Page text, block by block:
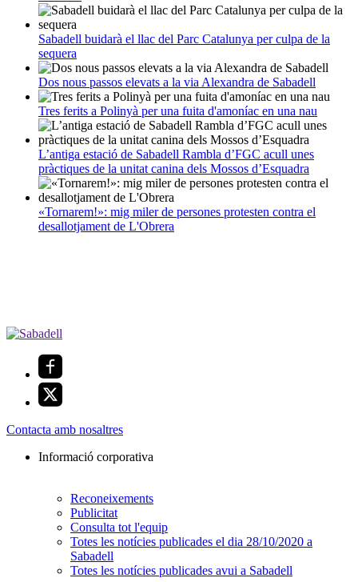
Sabadell buidarà el llac del Parc Catalunya per culpa de la
sequera
Dos nous passos elevats a la via Alexandra de Sabadell
Tres ferits a Polinyà per una fuita d'amoníac en una nau
L’antiga estació de Sabadell Rambla d’FGC acull unes
pràctiques de la unitat canina dels Mossos d’Esquadra
«Tornarem!»: mig miler de persones protesten contra el
desallotjament de L'Obrera
Contacta amb nosaltres
Informació corporativa
Reconeixements
Publicitat
Consulta tot l'equip
Totes les notícies publicades el dia 28/10/2020 a
Sabadell
Totes les notícies publicades avui a Sabadell